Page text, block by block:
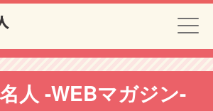
人 -WEBマガジン-